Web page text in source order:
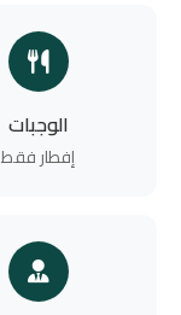
الوجبات
إفطار فقط